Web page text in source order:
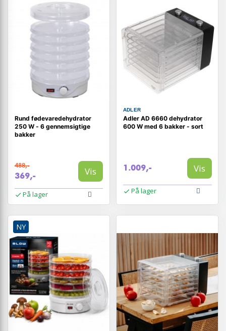
Rund fødevaredehydrator
250 W - 6 gennemsigtige
bakker
488,-
369,- Vis
På lager
ADLER
Adler AD 6660 dehydrator
600 W med 6 bakker - sort
1.009,- Vis
På lager
NY